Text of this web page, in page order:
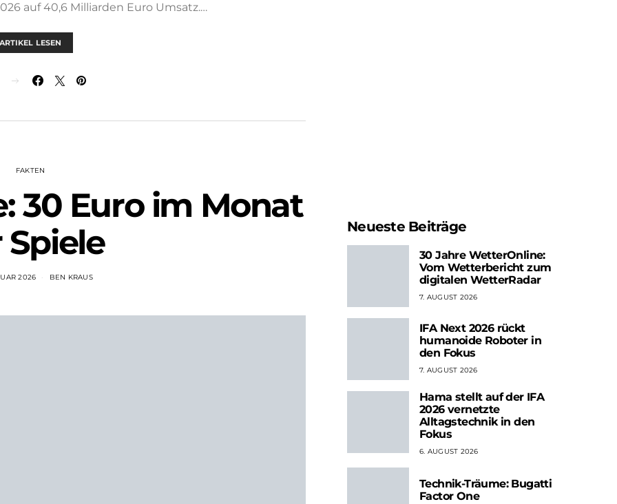
auf 40,6 Milliarden Euro Umsatz.…
ARTIKEL LESEN
FAKTEN
30 Euro im Monat
2026 BEN KRAUS
Neueste Beiträge
30 Jahre WetterOnline:
Vom Wetterbericht zum
digitalen WetterRadar
7. AUGUST 2026
IFA Next 2026 rückt
humanoide Roboter in
den Fokus
7. AUGUST 2026
Hama stellt auf der IFA
2026 vernetzte
Alltagstechnik in den
Fokus
6. AUGUST 2026
Technik-Träume: Bugatti
Factor One